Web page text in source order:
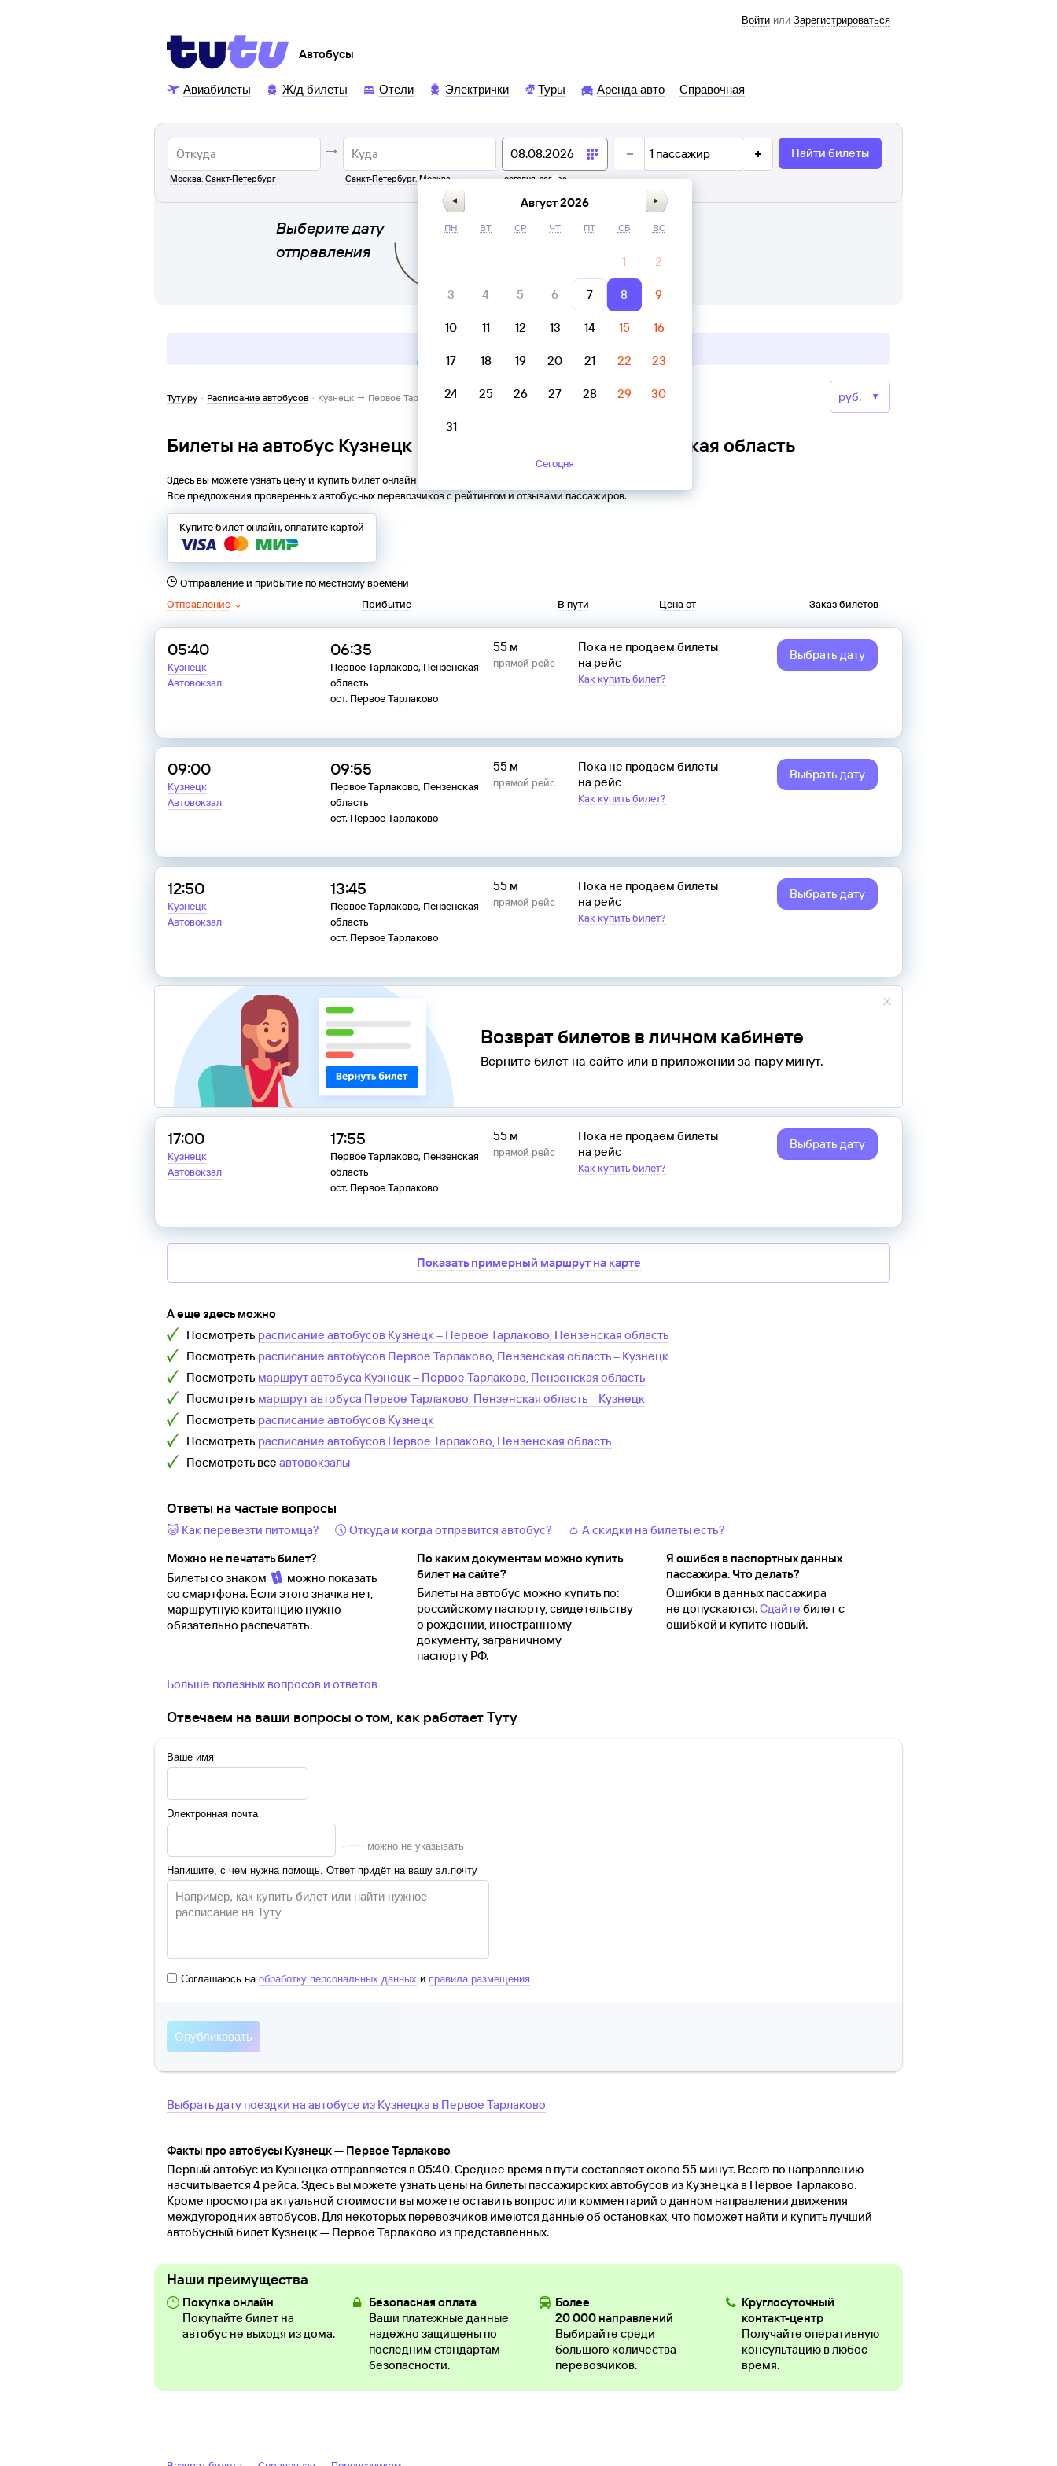
Войти или Зарегистрироваться
Автобусы
Авиабилеты Ж/д билеты Отели Электрички Туры Аренда авто Справочная
Москва, Санкт-Петербург Санкт-Петербург, Москва сегодня, завтра
1 пассажир Найти билеты
Выберите дату
отправления
Туту.ру · Расписание автобусов · Кузнецк → Первое Тарлаково, Пензенская область
Билеты на автобус Кузнецк → Первое Тарлаково, Пензенская область
Здесь вы можете узнать цену и купить билет онлайн на автобус из
Все предложения проверенных автобусных перевозчиков с рейтингом и отзывами пассажиров.
Купите билет онлайн, оплатите картой
Отправление и прибытие по местному времени
Отправление ↓ Прибытие В пути Цена от Заказ билетов
05:40
Кузнецк
Автовокзал
06:35
Первое Тарлаково, Пензенская
область
ост. Первое Тарлаково
55 м
прямой рейс
Пока не продаем билеты
на рейс
Как купить билет?
Выбрать дату
09:00
Кузнецк
Автовокзал
09:55
Первое Тарлаково, Пензенская
область
ост. Первое Тарлаково
55 м
прямой рейс
Пока не продаем билеты
на рейс
Как купить билет?
Выбрать дату
12:50
Кузнецк
Автовокзал
13:45
Первое Тарлаково, Пензенская
область
ост. Первое Тарлаково
55 м
прямой рейс
Пока не продаем билеты
на рейс
Как купить билет?
Выбрать дату
Возврат билетов в личном кабинете
Верните билет на сайте или в приложении за пару минут.
17:00
Кузнецк
Автовокзал
17:55
Первое Тарлаково, Пензенская
область
ост. Первое Тарлаково
55 м
прямой рейс
Пока не продаем билеты
на рейс
Как купить билет?
Выбрать дату
Показать примерный маршрут на карте
А еще здесь можно
Посмотреть расписание автобусов Кузнецк– Первое Тарлаково, Пензенская область
Посмотреть расписание автобусов Первое Тарлаково, Пензенская область– Кузнецк
Посмотреть маршрут автобуса Кузнецк– Первое Тарлаково, Пензенская область
Посмотреть маршрут автобуса Первое Тарлаково, Пензенская область– Кузнецк
Посмотреть расписание автобусов Кузнецк
Посмотреть расписание автобусов Первое Тарлаково, Пензенская область
Посмотреть все автовокзалы
Ответы на частые вопросы
🐱 Как перевезти питомца? 🕔 Откуда и когда отправится автобус?
👛 А скидки на билеты есть?
Можно не печатать билет?
Билеты со знаком
можно показать
со смартфона. Если этого значка нет,
маршрутную квитанцию нужно
обязательно распечатать.
По каким документам можно купить
билет на сайте?
Билеты на автобус можно купить по:
российскому паспорту, свидетельству
о рождении, иностранному
документу, заграничному
паспорту РФ.
Я ошибся в паспортных данных
пассажира. Что делать?
Ошибки в данных пассажира
не допускаются.Сдайте билет с
ошибкой и купите новый.
Больше полезных вопросов и ответов
Отвечаем на ваши вопросы о том, как работает Туту
Ваше имя
Электронная почта
можно не указывать
Напишите, с чем нужна помощь. Ответ придёт на вашу эл.почту
Соглашаюсь на обработку персональных данных и правила размещения
Выбрать дату поездки на автобусе из Кузнецка в Первое Тарлаково
Факты про автобусы Кузнецк — Первое Тарлаково
Первый автобус из Кузнецка отправляется в 05:40. Среднее время в пути составляет около 55 минут. Всего по направлению
насчитывается 4 рейса. Здесь вы можете узнать цены на билеты пассажирских автобусов из Кузнецка в Первое Тарлаково.
Кроме просмотра актуальной стоимости вы можете оставить вопрос или комментарий о данном направлении движения
междугородних автобусов. Для некоторых перевозчиков имеются данные об остановках, что поможет найти и купить лучший
автобусный билет Кузнецк — Первое Тарлаково из представленных.
Наши преимущества
Покупка онлайн
Покупайте билет на
автобус не выходя из дома.
Безопасная оплата
Ваши платежные данные
надежно защищены по
последним стандартам
безопасности.
Более
20 000 направлений
Выбирайте среди
большого количества
перевозчиков.
Круглосуточный
контакт-центр
Получайте оперативную
консультацию в любое
время.
Август 2026
ПН ВТ СР ЧТ ПТ СБ ВС
1 2
3 4 5 6 7 8 9
10 11 12 13 14 15 16
17 18 19 20 21 22 23
24 25 26 27 28 29 30
31
Сегодня